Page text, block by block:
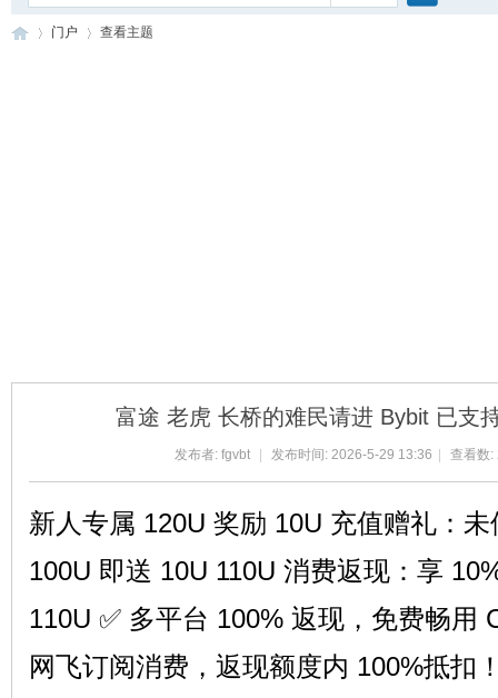
门户 查看主题
富途 老虎 长桥的难民请进 Bybit 已支
发布者: fgvbt 发布时间: 2026-5-29 13:36 查看数:
新人专属 120U 奖励 10U 充值赠礼：
100U 即送 10U 110U 消费返现：享
110U ✅ 多平台 100% 返现，免费畅用
网飞订阅消费，返现额度内 100%抵扣